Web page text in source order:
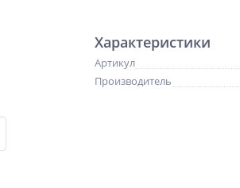
Характеристики
Артикул
Производитель